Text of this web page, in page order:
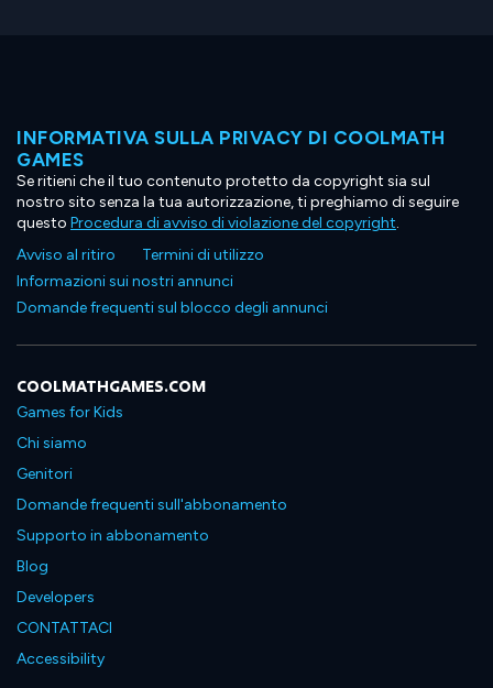
INFORMATIVA SULLA PRIVACY DI COOLMATH
GAMES
Se ritieni che il tuo contenuto protetto da copyright sia sul
nostro sito senza la tua autorizzazione, ti preghiamo di seguire
questo Procedura di avviso di violazione del copyright.
Avviso al ritiro
Termini di utilizzo
Informazioni sui nostri annunci
Domande frequenti sul blocco degli annunci
COOLMATHGAMES.COM
Games for Kids
Chi siamo
Genitori
Domande frequenti sull'abbonamento
Supporto in abbonamento
Blog
Developers
CONTATTACI
Accessibility